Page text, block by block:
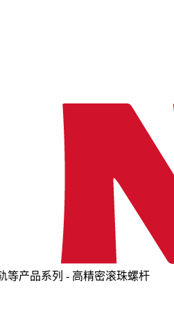
等产品系列 - 高精密滚珠螺杆